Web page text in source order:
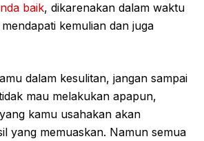
baik, dikarenakan dalam waktu
kemulian dan juga
dalam kesulitan, jangan sampai
mau melakukan apapun,
kamu usahakan akan
yang memuaskan. Namun semua